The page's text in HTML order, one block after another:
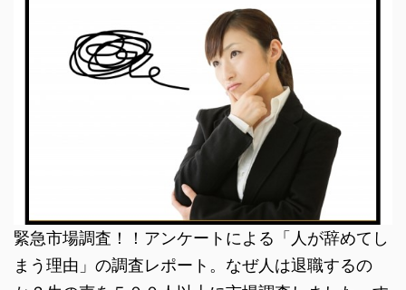
緊急市場調査！！アンケートによる「人が辞めてし
まう理由」の調査レポート。なぜ人は退職するの